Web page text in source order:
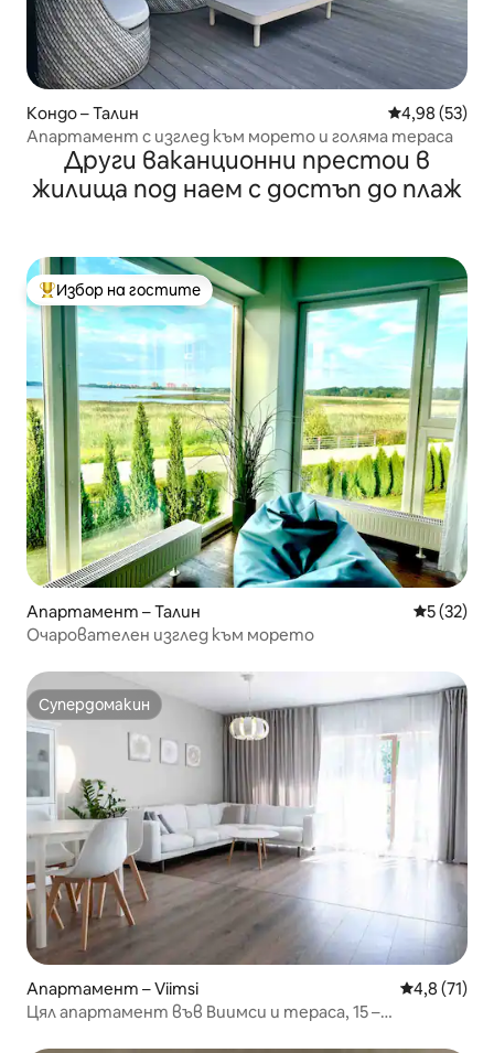
Кондо – Талин Средна
4,98 (53)
Апартамент с изглед към морето и голяма тераса
Други ваканционни престои в
жилища под наем с достъп до плаж
Най-популярен избор на гостите
Избор на гостите
Апартамент – Талин Средна
5 (32)
Очарователен изглед към морето
Супердомакин
Супердомакин
Апартамент – Viimsi Средна
4,8 (71)
Цял апартамент във Виимси и тераса, 15 –